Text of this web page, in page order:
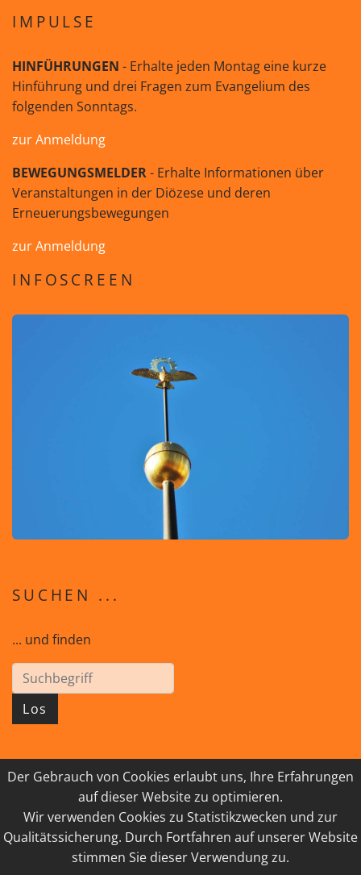
Der Gebrauch von Cookies erlaubt uns, Ihre Erfahrungen
auf dieser Website zu optimieren.
Wir verwenden Cookies zu Statistikzwecken und zur
Qualitätssicherung. Durch Fortfahren auf unserer Website
stimmen Sie dieser Verwendung zu.
IMPULSE
HINFÜHRUNGEN - Erhalte jeden Montag eine kurze
Hinführung und drei Fragen zum Evangelium des
folgenden Sonntags.
zur Anmeldung
BEWEGUNGSMELDER- Erhalte Informationen über
Veranstaltungen in der Diözese und deren
Erneuerungsbewegungen
zur Anmeldung
INFOSCREEN
SUCHEN ...
... und finden
Los
© 2026 GEISTreich - Diözese Innsbruck
IMPRESSUM
LINKSAMMLUNG
DATENSCHUTZ
KONTAKT